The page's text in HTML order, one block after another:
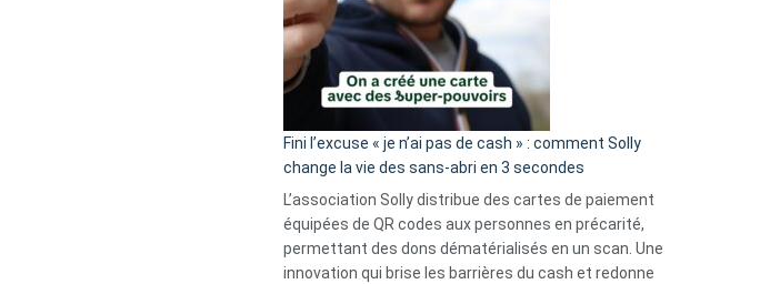
Fini l’excuse « je n’ai pas de cash » : comment Solly
change la vie des sans-abri en 3 secondes
L’association Solly distribue des cartes de paiement
équipées de QR codes aux personnes en précarité,
permettant des dons dématérialisés en un scan. Une
innovation qui brise les barrières du cash et redonne